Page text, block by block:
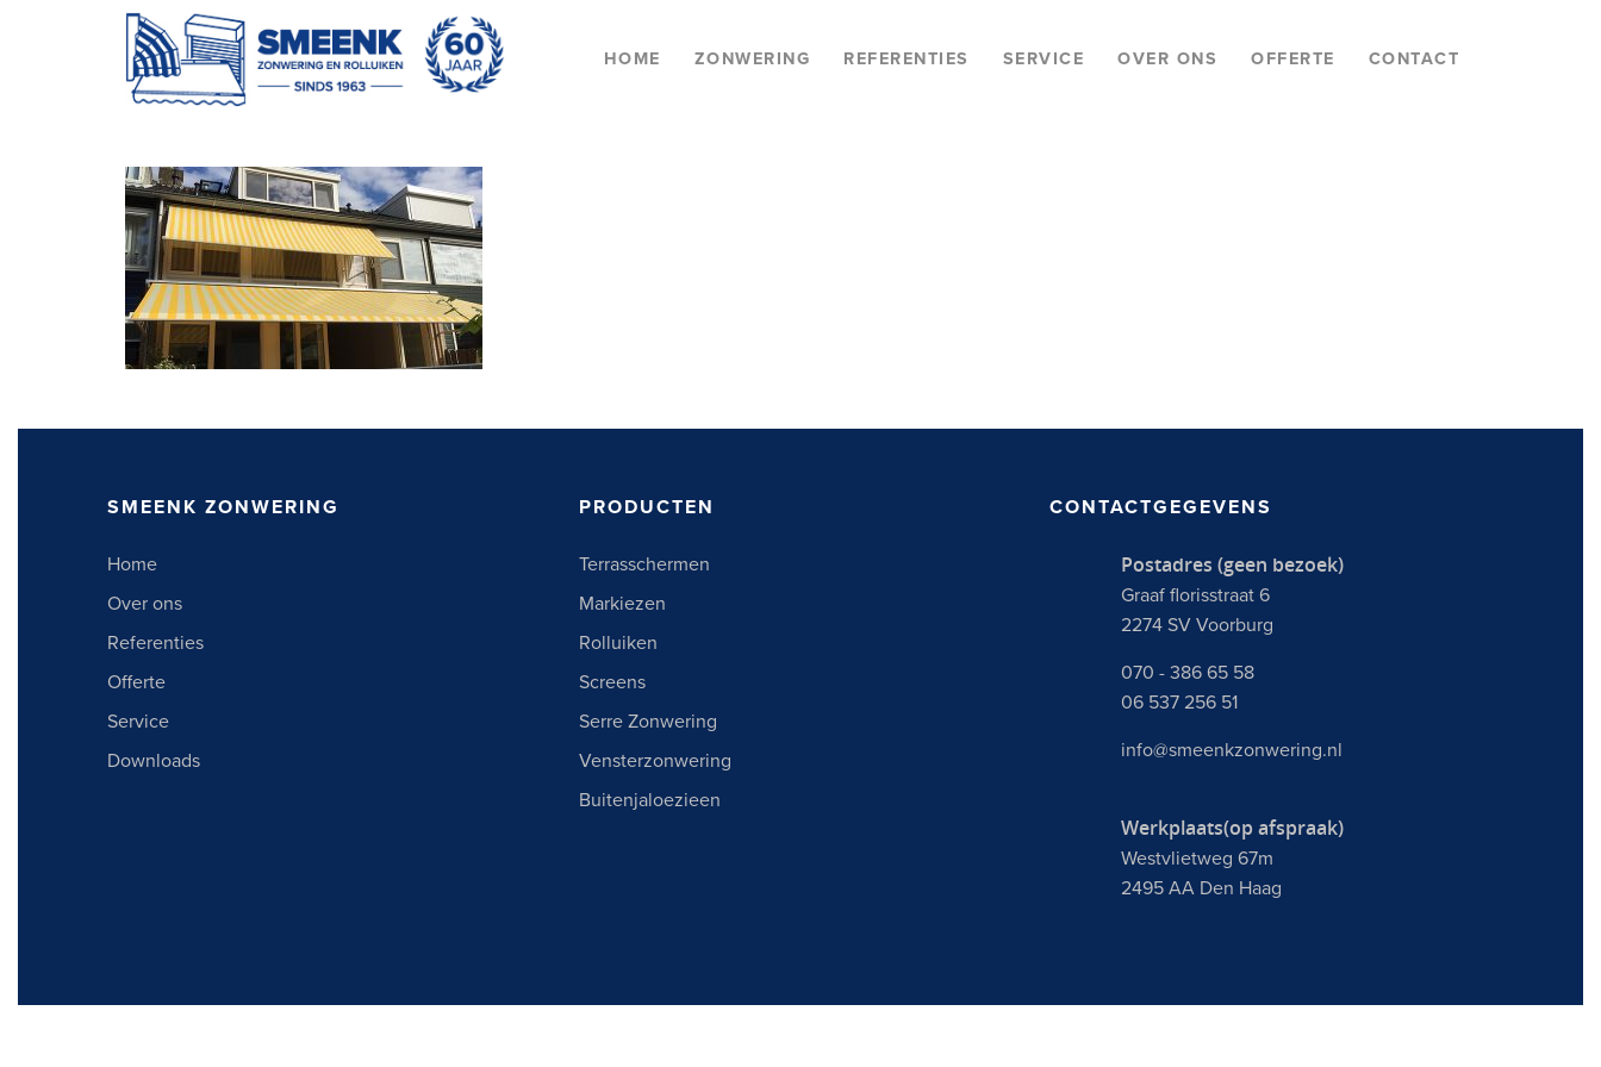
HOME ZONWERING REFERENTIES SERVICE OVER ONS OFFERTE CONTACT
SMEENK ZONWERING
Home
Over ons
Referenties
Offerte
Service
Downloads
PRODUCTEN
Terrasschermen
Markiezen
Rolluiken
Screens
Serre Zonwering
Vensterzonwering
Buitenjaloezieen
CONTACTGEGEVENS
Postadres (geen bezoek)
Graaf florisstraat 6
2274 SV Voorburg
070 - 386 65 58
06 537 256 51
info@smeenkzonwering.nl
Werkplaats(op afspraak)
Westvlietweg 67m
2495 AA Den Haag